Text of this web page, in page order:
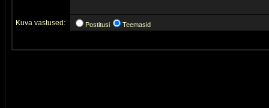
Kuva vastused: Postitusi Teemasid